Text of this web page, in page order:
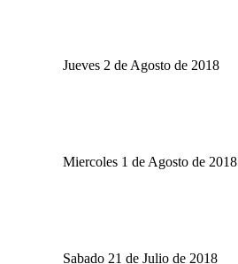
Jueves 2 de Agosto de 2018
Miercoles 1 de Agosto de 2018
Sabado 21 de Julio de 2018